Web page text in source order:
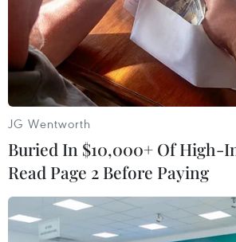
tốt và giá cả phải chăng hướng
khúc thị trường tiêu dùng khác
Phi./.
JG Wentworth
Buried In $10,000+ Of High-
Read Page 2 Before Paying